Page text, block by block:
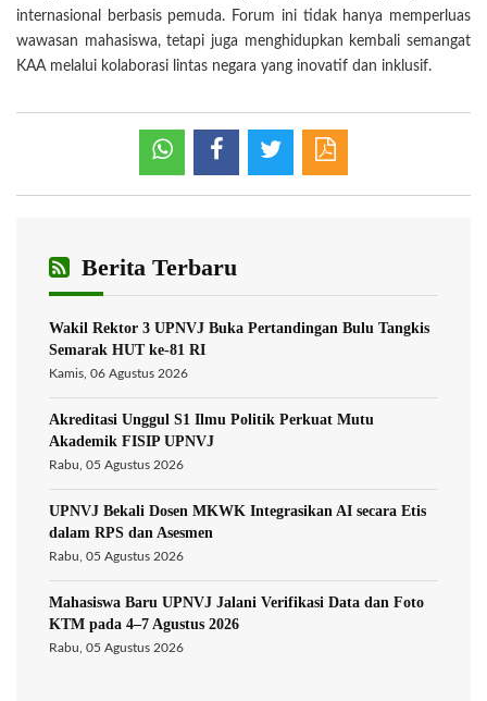
internasional berbasis pemuda. Forum ini tidak hanya memperluas
wawasan mahasiswa, tetapi juga menghidupkan kembali semangat
KAA melalui kolaborasi lintas negara yang inovatif dan inklusif.
Berita Terbaru
Wakil Rektor 3 UPNVJ Buka Pertandingan Bulu Tangkis
Semarak HUT ke-81 RI
Kamis, 06 Agustus 2026
Akreditasi Unggul S1 Ilmu Politik Perkuat Mutu
Akademik FISIP UPNVJ
Rabu, 05 Agustus 2026
UPNVJ Bekali Dosen MKWK Integrasikan AI secara Etis
dalam RPS dan Asesmen
Rabu, 05 Agustus 2026
Mahasiswa Baru UPNVJ Jalani Verifikasi Data dan Foto
KTM pada 4–7 Agustus 2026
Rabu, 05 Agustus 2026